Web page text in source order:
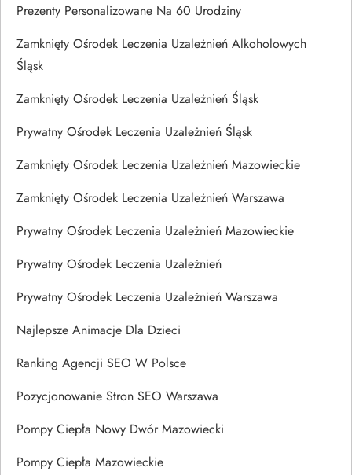
Prezenty Personalizowane Na 60 Urodziny
Zamknięty Ośrodek Leczenia Uzależnień Alkoholowych
Śląsk
Zamknięty Ośrodek Leczenia Uzależnień Śląsk
Prywatny Ośrodek Leczenia Uzależnień Śląsk
Zamknięty Ośrodek Leczenia Uzależnień Mazowieckie
Zamknięty Ośrodek Leczenia Uzależnień Warszawa
Prywatny Ośrodek Leczenia Uzależnień Mazowieckie
Prywatny Ośrodek Leczenia Uzależnień
Prywatny Ośrodek Leczenia Uzależnień Warszawa
Najlepsze Animacje Dla Dzieci
Ranking Agencji SEO W Polsce
Pozycjonowanie Stron SEO Warszawa
Pompy Ciepła Nowy Dwór Mazowiecki
Pompy Ciepła Mazowieckie